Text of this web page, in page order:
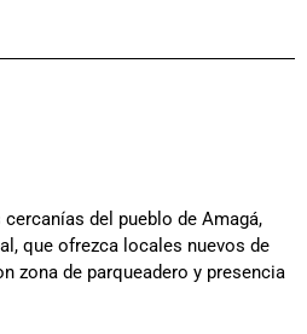
del pueblo de Amagá,
que ofrezca locales nuevos de
zona de parqueadero y presencia